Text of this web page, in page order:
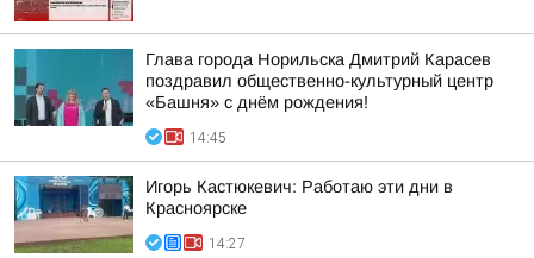
Глава города Норильска Дмитрий Карасев
поздравил общественно-культурный центр
«Башня» с днём рождения!
14:45
Игорь Кастюкевич: Работаю эти дни в
Красноярске
14:27